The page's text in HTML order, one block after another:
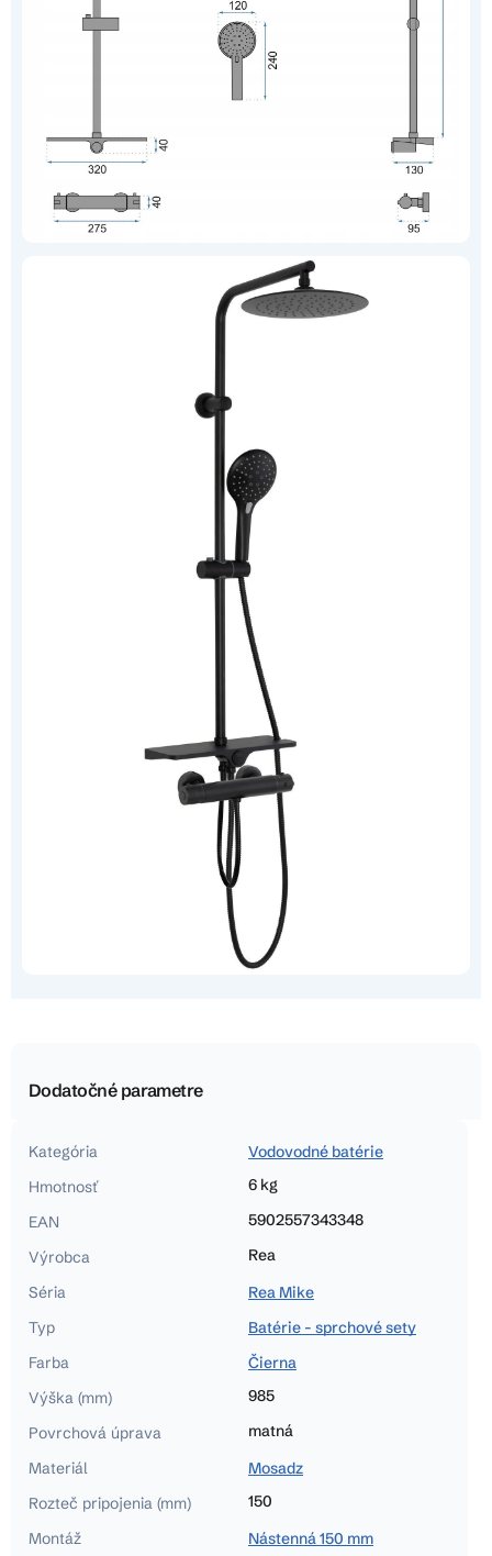
Dodatočné parametre
Kategória
Vodovodné batérie
Hmotnosť
6 kg
EAN
5902557343348
Výrobca
Rea
Séria
Rea Mike
Typ
Batérie - sprchové sety
Farba
Čierna
Výška (mm)
985
Povrchová úprava
matná
Materiál
Mosadz
Rozteč pripojenia (mm)
150
Montáž
Nástenná 150 mm